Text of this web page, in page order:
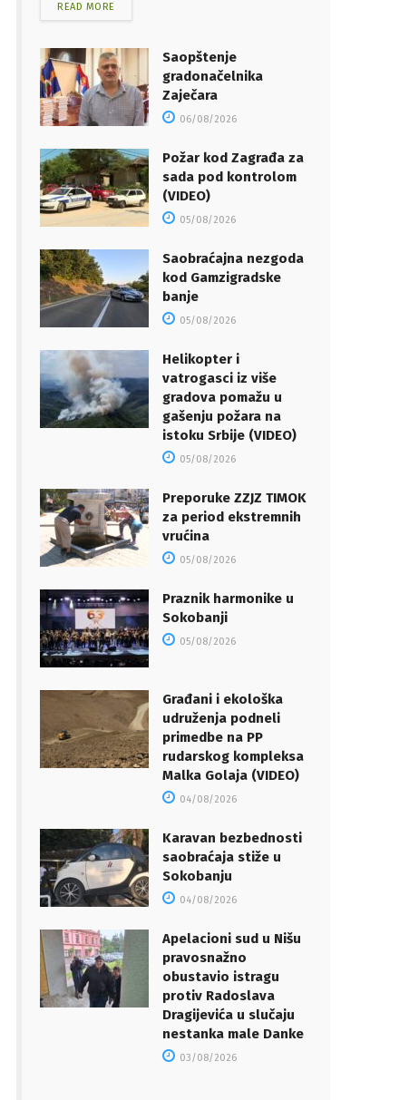
READ MORE
Saopštenje
gradonačelnika
Zaječara
06/08/2026
Požar kod Zagrađa za
sada pod kontrolom
(VIDEO)
05/08/2026
Saobraćajna nezgoda
kod Gamzigradske
banje
05/08/2026
Helikopter i
vatrogasci iz više
gradova pomažu u
gašenju požara na
istoku Srbije (VIDEO)
05/08/2026
Preporuke ZZJZ TIMOK
za period ekstremnih
vrućina
05/08/2026
Praznik harmonike u
Sokobanji
05/08/2026
Građani i ekološka
udruženja podneli
primedbe na PP
rudarskog kompleksa
Malka Golaja (VIDEO)
04/08/2026
Karavan bezbednosti
saobraćaja stiže u
Sokobanju
04/08/2026
Apelacioni sud u Nišu
pravosnažno
obustavio istragu
protiv Radoslava
Dragijevića u slučaju
nestanka male Danke
03/08/2026